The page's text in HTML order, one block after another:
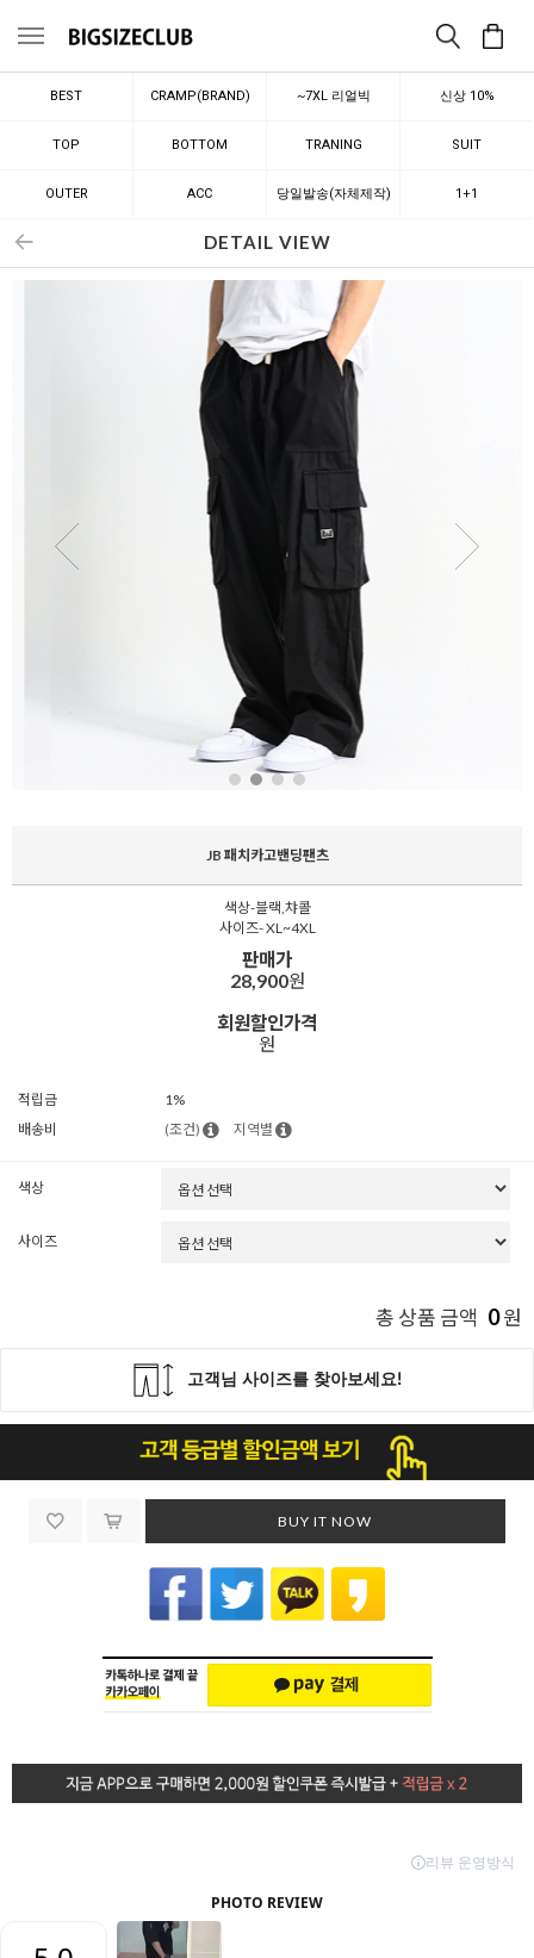
메뉴
BEST CRAMP(BRAND) ~7XL 리얼빅 신상 10%
TOP BOTTOM TRANING SUIT
OUTER ACC 당일발송(자체제작) 1+1
DETAIL VIEW
JB 패치카고밴딩팬츠
색상-블랙,챠콜
사이즈- XL~4XL
판매가
28,900원
회원할인가격
원
적립금
1%
배송비
(조건) 지역별
색상
사이즈
총 상품 금액 0원
BUY IT NOW